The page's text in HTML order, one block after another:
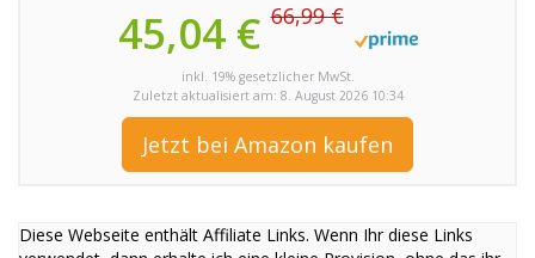
45,04 €66,99 €
inkl. 19% gesetzlicher MwSt.
Zuletzt aktualisiert am: 8. August 2026 10:34
Jetzt bei Amazon kaufen
Diese Webseite enthält Affiliate Links. Wenn Ihr diese Links